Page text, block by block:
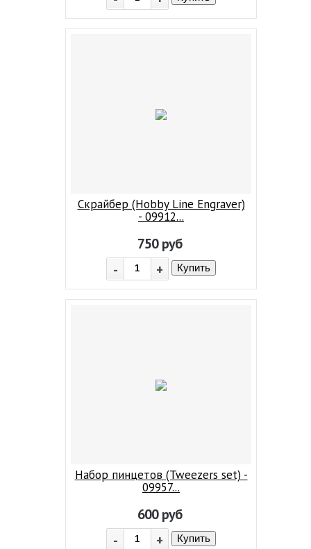
Скрайбер (Hobby Line Engraver)
- 09912...
750 руб
- + Купить
Набор пинцетов (Tweezers set) -
09957...
600 руб
- + Купить